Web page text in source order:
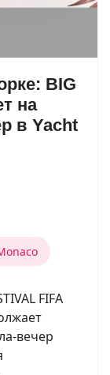
BIG
на
в Yacht
FIFA
вечер